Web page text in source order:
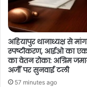
अहियापुर थानाध्यक्ष से
स्पष्टीकरण, आईओ का
का वेतन रोका: अग्रिम
अर्जी पर सुनवाई टली
57 minutes ago